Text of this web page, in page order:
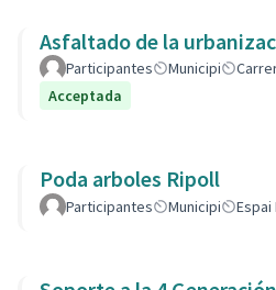
Asfaltado de la
Participantes Municipi
Acceptada
Poda arboles Ripoll
Participantes Municipi Espai